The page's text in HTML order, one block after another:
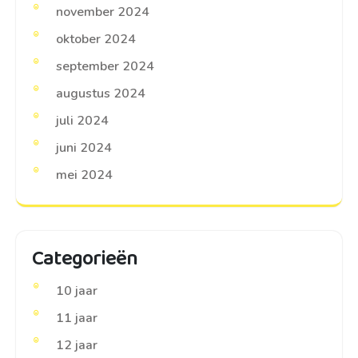
november 2024
oktober 2024
september 2024
augustus 2024
juli 2024
juni 2024
mei 2024
Categorieën
10 jaar
11 jaar
12 jaar